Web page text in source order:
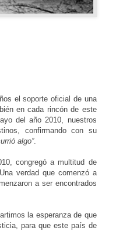
el soporte oficial de una
en cada rincón de este
del año 2010, nuestros
confirmando con su
algo”.
congregó a multitud de
verdad que comenzó a
a ser encontrados
la esperanza de que
para que este país de